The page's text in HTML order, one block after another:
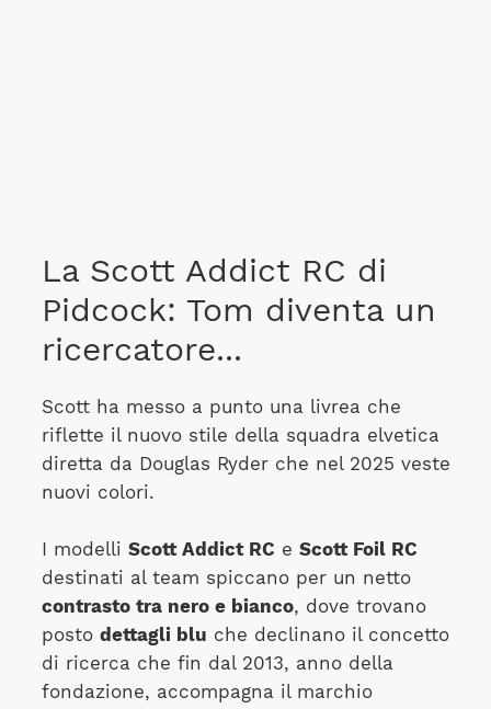
La Scott Addict RC di
Pidcock: Tom diventa un
ricercatore...
Scott ha messo a punto una livrea che
riflette il nuovo stile della squadra elvetica
diretta da Douglas Ryder che nel 2025 veste
nuovi colori.
I modelli Scott Addict RC e Scott Foil RC
destinati al team spiccano per un netto
contrasto tra nero e bianco, dove trovano
posto dettagli blu che declinano il concetto
di ricerca che fin dal 2013, anno della
fondazione, accompagna il marchio